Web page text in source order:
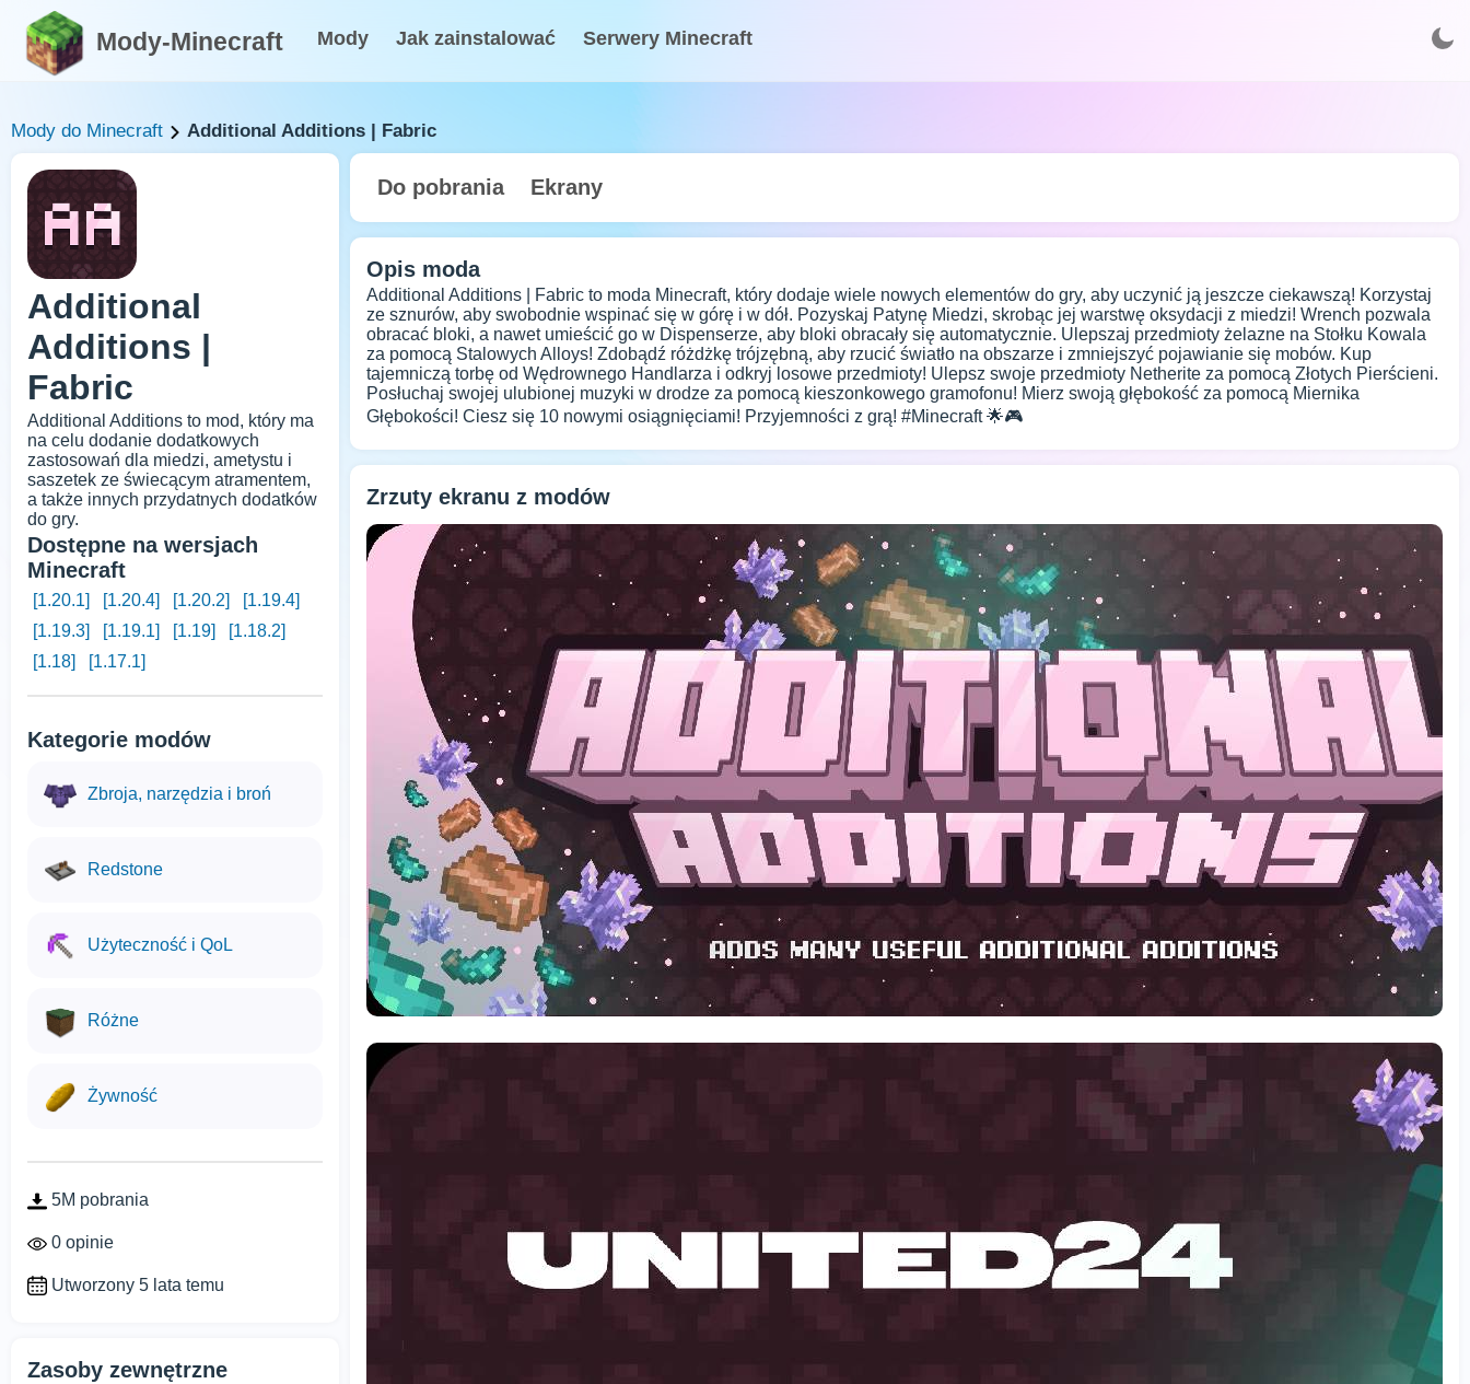
Mody-Minecraft Mody Jak zainstalować Serwery Minecraft
Mody do Minecraft Additional Additions | Fabric
Additional
Additions |
Fabric
Additional Additions to mod, który ma
na celu dodanie dodatkowych
zastosowań dla miedzi, ametystu i
saszetek ze świecącym atramentem,
a także innych przydatnych dodatków
do gry.
Dostępne na wersjach
Minecraft
[1.20.1] [1.20.4] [1.20.2]
[1.19.4]
[1.19.3]
[1.19.1] [1.19]
[1.18.2]
[1.18]
[1.17.1]
Kategorie modów
Zbroja, narzędzia i broń
Redstone
Użyteczność i QoL
Różne
Żywność
5M pobrania
0 opinie
Utworzony 5 lata temu
Zasoby zewnętrzne
Do pobrania Ekrany
Opis moda
Additional Additions | Fabric to moda Minecraft, który dodaje wiele nowych elementów do gry, aby uczynić ją jeszcze ciekawszą! Korzystaj
ze sznurów, aby swobodnie wspinać się w górę i w dół. Pozyskaj Patynę Miedzi, skrobąc jej warstwę oksydacji z miedzi! Wrench pozwala
obracać bloki, a nawet umieścić go w Dispenserze, aby bloki obracały się automatycznie. Ulepszaj przedmioty żelazne na Stołku Kowala
za pomocą Stalowych Alloys! Zdobądź różdżkę trójzębną, aby rzucić światło na obszarze i zmniejszyć pojawianie się mobów. Kup
tajemniczą torbę od Wędrownego Handlarza i odkryj losowe przedmioty! Ulepsz swoje przedmioty Netherite za pomocą Złotych Pierścieni.
Posłuchaj swojej ulubionej muzyki w drodze za pomocą kieszonkowego gramofonu! Mierz swoją głębokość za pomocą Miernika
Głębokości! Ciesz się 10 nowymi osiągnięciami! Przyjemności z grą! #Minecraft 🌟🎮
Zrzuty ekranu z modów